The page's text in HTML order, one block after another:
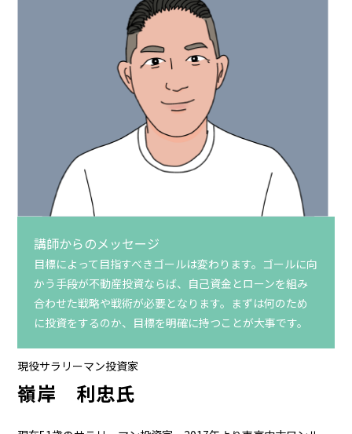
講師からのメッセージ
目標によって目指すべきゴールは変わります。ゴールに向
かう手段が不動産投資ならば、自己資金とローンを組み
合わせた戦略や戦術が必要となります。まずは何のため
に投資をするのか、目標を明確に持つことが大事です。
現役サラリーマン投資家
嶺岸 利忠氏